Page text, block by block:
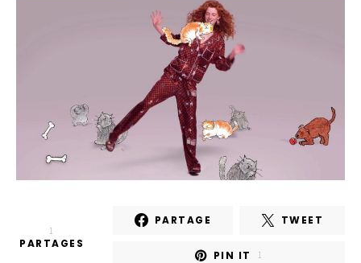
1
PARTAGES
PARTAGE TWEET
PIN IT 1